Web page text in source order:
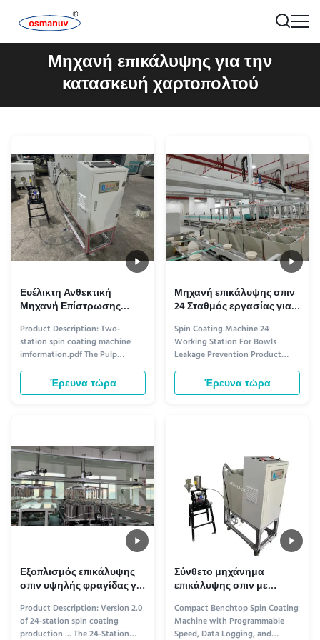
Μηχανή επικάλυψης για την
κατασκευή χαρτοπολτού
Ευέλικτη Ανθεκτική
Μηχανή Επίστρωσης
Πολτού
Product Description: Two-
station spin coating machine
imformation.pdf The Pulp
Molding Coating Machine is
equipped with a spray room that
measures 400 * 400 * 500 mm,
110kg, making it easy to move
around the ...
Έρευνα τώρα
Μηχανή επικάλυψης σπιν
24 Σταθμός εργασίας για
μπολ Πρόληψη διαρροών
Spin Coating Machine 24
Working Station For Bowls
Leakage Prevention Product
Description: Introducing our
state-of-the-art Spin Coating
Equipment, a revolutionary
uniformity and control ...
Έρευνα τώρα
Εξοπλισμός επικάλυψης
σπιν υψηλής φραγίδας για
συσκευασίες τροφίμων
Product Description: Version 2.0
of 24-station spin coating
production ... The 24-Station
Σύνθετο μηχάνημα
επικάλυψης σπιν με
προγραμματισμένη
ταχύτητα, καταγραφή
δεδομένων και
Compact Benchtop Spin Coating
Machine with Programmable
Speed, Data Logging, and